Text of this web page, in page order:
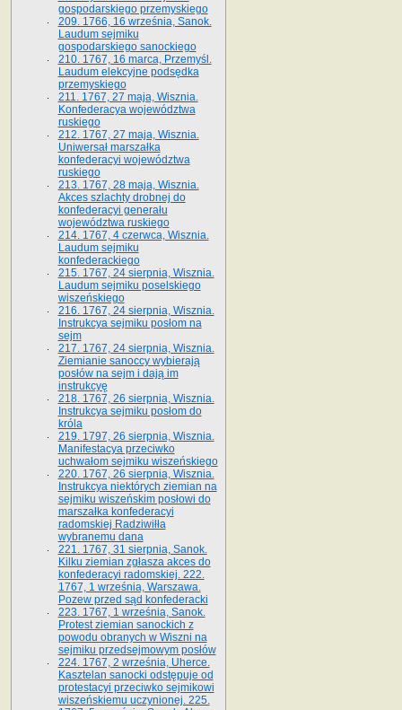
gospodarskiego przemyskiego
209. 1766, 16 września, Sanok.
Laudum sejmiku
gospodarskiego sanockiego
210. 1767, 16 marca, Przemyśl.
Laudum elekcyjne podsędka
przemyskiego
211. 1767, 27 maja, Wisznia.
Konfederacya województwa
ruskiego
212. 1767, 27 maja, Wisznia.
Uniwersał marszałka
konfederacyi województwa
ruskiego
213. 1767, 28 maja, Wisznia.
Akces szlachty drobnej do
konfederacyi generału
województwa ruskiego
214. 1767, 4 czerwca, Wisznia.
Laudum sejmiku
konfederackiego
215. 1767, 24 sierpnia, Wisznia.
Laudum sejmiku poselskiego
wiszeńskiego
216. 1767, 24 sierpnia, Wisznia.
Instrukcya sejmiku posłom na
sejm
217. 1767, 24 sierpnia, Wisznia.
Ziemianie sanoccy wybierają
posłów na sejm i dają im
instrukcyę
218. 1767, 26 sierpnia, Wisznia.
Instrukcya sejmiku posłom do
króla
219. 1797, 26 sierpnia, Wisznia.
Manifestacya przeciwko
uchwałom sejmiku wiszeńskiego
220. 1767, 26 sierpnia, Wisznia.
Instrukcya niektórych ziemian na
sejmiku wiszeńskim posłowi do
marszałka konfe­deracyi
radomskiej Radziwiłła
wybranemu dana
221. 1767, 31 sierpnia, Sanok.
Kilku ziemian zgłasza akces do
konfederacyi radomskiej. 222.
1767, 1 września, Warszawa.
Pozew przed sąd konfederacki
223. 1767, 1 września, Sanok.
Protest ziemian sanockich z
powodu obranych w Wiszni na
sejmiku przedsejmo­wym posłów
224. 1767, 2 września, Uherce.
Kasztelan sanocki odstępuje od
protestacyi przeciwko sejmikowi
wiszeńskiemu uczynionej. 225.